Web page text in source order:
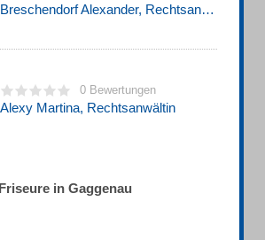
Breschendorf Alexander, Rechtsanwalt
0 Bewertungen
Alexy Martina, Rechtsanwältin
in Gaggenau